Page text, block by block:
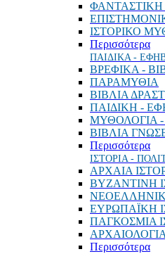
ΙΣΤΟΡΙΚΟ
Περισσότερα
ΠΑΙΔΙΚΑ -
ΒΡΕΦΙΚΑ -
ΠΑΡΑΜΥΘΙΑ
ΒΙΒΛΙΑ
ΠΑΙΔΙΚΗ -
ΜΥΘΟΛΟΓΙΑ -
ΒΙΒΛΙΑ
Περισσότερα
ΙΣΤΟΡΙΑ -
ΑΡΧΑΙΑ
ΒΥΖΑΝΤΙΝΗ
ΕΥΡΩΠΑΪΚΗ
ΠΑΓΚΟΣΜΙΑ
ΑΡΧΑΙΟΛΟΓΙΑ
Περισσότερα